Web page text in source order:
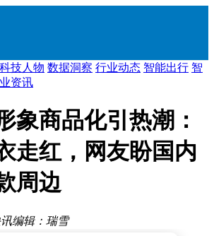
科技人物 数据洞察 行业动态 智能出行 智
资讯
象商品化引热潮：
走红，网友盼国内
周边
编辑：瑞雪